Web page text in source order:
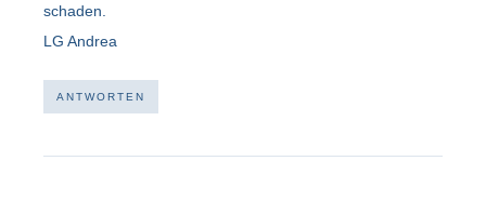
schaden.
LG Andrea
ANTWORTEN